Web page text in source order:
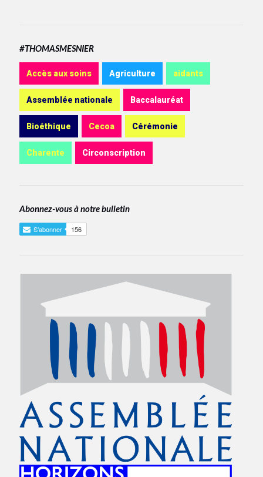
#THOMASMESNIER
Accès aux soins Agriculture aidants
Assemblée nationale Baccalauréat
Bioéthique Cecoa Cérémonie
Charente Circonscription
Abonnez-vous à notre bulletin